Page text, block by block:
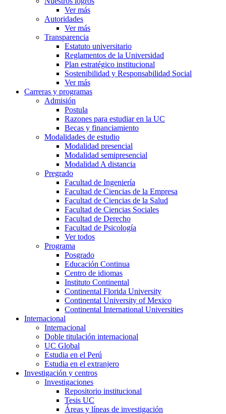
Ver más
Autoridades
Ver más
Transparencia
Estatuto universitario
Reglamentos de la Universidad
Plan estratégico institucional
Sostenibilidad y Responsabilidad Social
Ver más
Carreras y programas
Admisión
Postula
Razones para estudiar en la UC
Becas y financiamiento
Modalidades de estudio
Modalidad presencial
Modalidad semipresencial
Modalidad A distancia
Pregrado
Facultad de Ingeniería
Facultad de Ciencias de la Empresa
Facultad de Ciencias de la Salud
Facultad de Ciencias Sociales
Facultad de Derecho
Facultad de Psicología
Ver todos
Programa
Posgrado
Educación Continua
Centro de idiomas
Instituto Continental
Continental Florida University
Continental University of Mexico
Continental International Universities
Internacional
Internacional
Doble titulación internacional
UC Global
Estudia en el Perú
Estudia en el extranjero
Investigación y centros
Investigaciones
Repositorio institucional
Tesis UC
Áreas y líneas de investigación